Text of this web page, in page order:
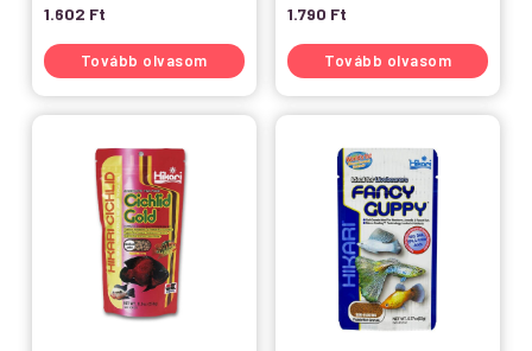
1.602 Ft
Tovább olvasom
1.790 Ft
Tovább olvasom